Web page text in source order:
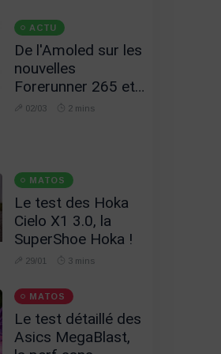
ACTU
De l'Amoled sur les
nouvelles
Forerunner 265 et
965, présentation !
02/03 2 mins
MATOS
Le test des Hoka
Cielo X1 3.0, la
SuperShoe Hoka !
29/01 3 mins
MATOS
Le test détaillé des
Asics MegaBlast,